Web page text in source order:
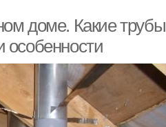
доме. Какие